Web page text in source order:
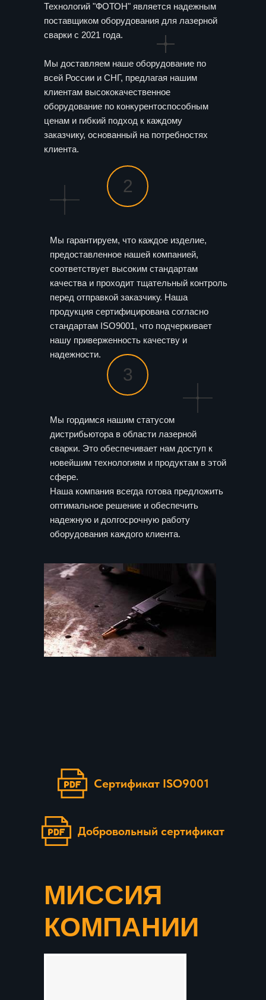
2
Технологий "ФОТОН" является надежным
поставщиком оборудования для лазерной
сварки с 2021 года.
Мы доставляем наше оборудование по
всей России и СНГ, предлагая нашим
клиентам высококачественное
оборудование по конкурентоспособным
ценам и гибкий подход к каждому
заказчику, основанный на потребностях
клиента.
Мы гарантируем, что каждое изделие,
предоставленное нашей компанией,
соответствует высоким стандартам
качества и проходит тщательный контроль
перед отправкой заказчику. Наша
продукция сертифицирована согласно
стандартам ISO9001, что подчеркивает
нашу приверженность качеству и
надежности.
Мы гордимся нашим статусом
дистрибьютора в области лазерной
сварки. Это обеспечивает нам доступ к
новейшим технологиям и продуктам в этой
сфере.
Наша компания всегда готова предложить
оптимальное решение и обеспечить
надежную и долгосрочную работу
оборудования каждого клиента.
3
Сертификат ISO9001
Добровольный сертификат
МИССИЯ
КОМПАНИИ